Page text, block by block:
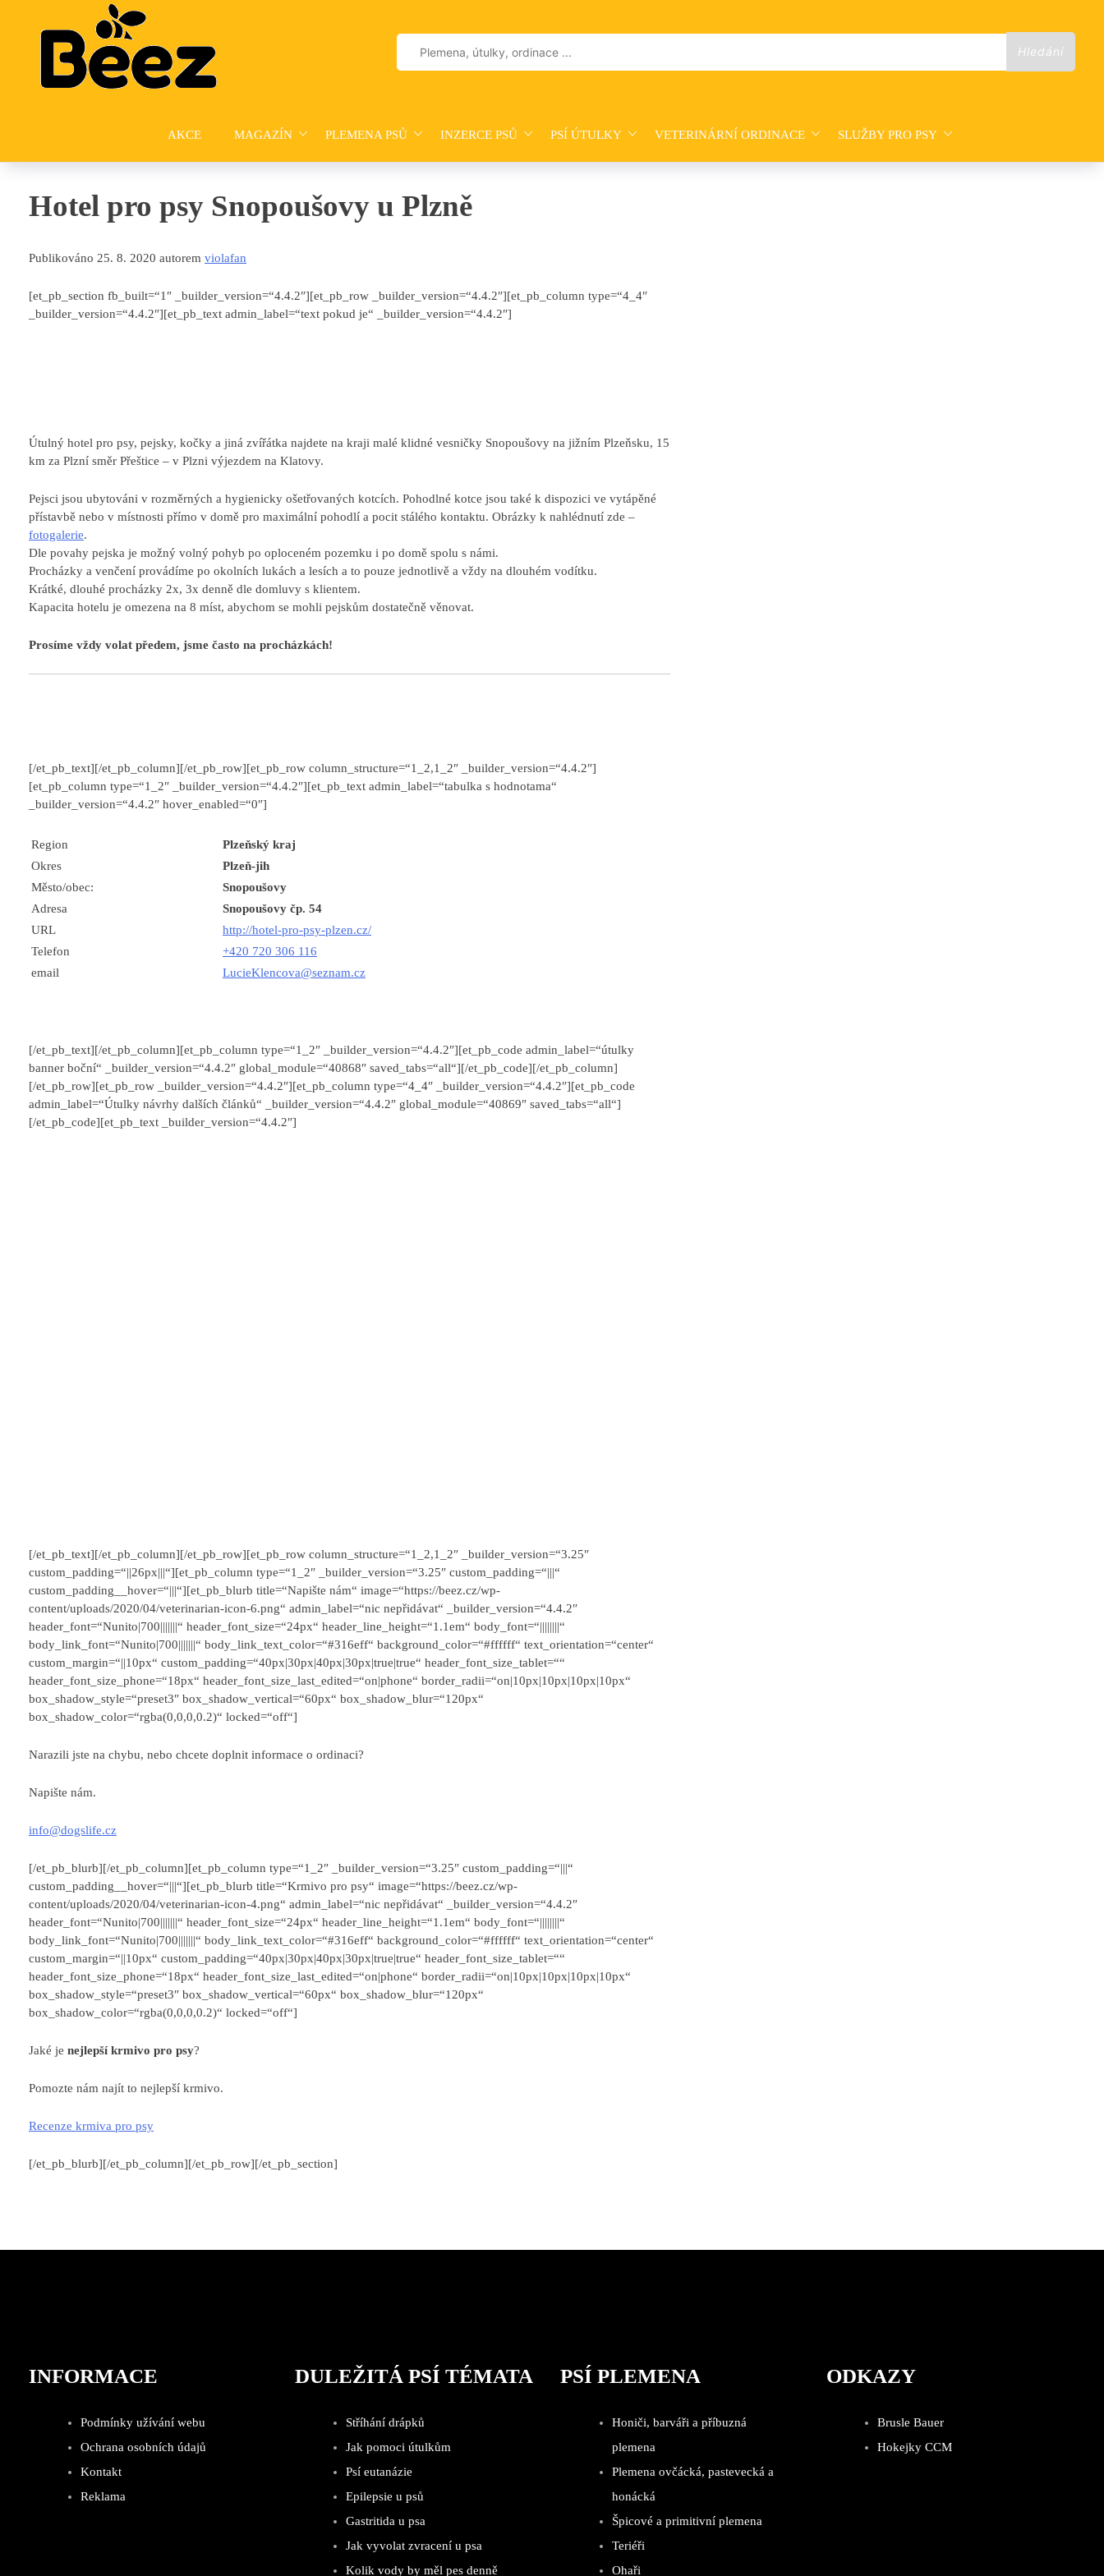
Vyhledávání
AKCE MAGAZÍN PLEMENA PSŮ INZERCE PSŮ PSÍ ÚTULKY VETERINÁRNÍ ORDINACE SLUŽBY PRO PSY
Hotel pro psy Snopoušovy u Plzně
Publikováno 25. 8. 2020 autorem violafan
[et_pb_section fb_built=“1″ _builder_version=“4.4.2″][et_pb_row _builder_version=“4.4.2″][et_pb_column type=“4_4″
_builder_version=“4.4.2″][et_pb_text admin_label=“text pokud je“ _builder_version=“4.4.2″]
Útulný hotel pro psy, pejsky, kočky a jiná zvířátka najdete na kraji malé klidné vesničky Snopoušovy na jižním Plzeňsku, 15
km za Plzní směr Přeštice – v Plzni výjezdem na Klatovy.
Pejsci jsou ubytováni v rozměrných a hygienicky ošetřovaných kotcích. Pohodlné kotce jsou také k dispozici ve vytápěné
přístavbě nebo v místnosti přímo v domě pro maximální pohodlí a pocit stálého kontaktu. Obrázky k nahlédnutí zde –
fotogalerie.
Dle povahy pejska je možný volný pohyb po oploceném pozemku i po domě spolu s námi.
Procházky a venčení provádíme po okolních lukách a lesích a to pouze jednotlivě a vždy na dlouhém vodítku.
Krátké, dlouhé procházky 2x, 3x denně dle domluvy s klientem.
Kapacita hotelu je omezena na 8 míst, abychom se mohli pejskům dostatečně věnovat.
Prosíme vždy volat předem, jsme často na procházkách!
[/et_pb_text][/et_pb_column][/et_pb_row][et_pb_row column_structure=“1_2,1_2″ _builder_version=“4.4.2″]
[et_pb_column type=“1_2″ _builder_version=“4.4.2″][et_pb_text admin_label=“tabulka s hodnotama“
_builder_version=“4.4.2″ hover_enabled=“0″]
Region
Plzeňský kraj
Okres
Plzeň-jih
Město/obec:
Snopoušovy
Adresa
Snopoušovy čp. 54
URL
http://hotel-pro-psy-plzen.cz/
Telefon
+420 720 306 116
email
LucieKlencova@seznam.cz
[/et_pb_text][/et_pb_column][et_pb_column type=“1_2″ _builder_version=“4.4.2″][et_pb_code admin_label=“útulky
banner boční“ _builder_version=“4.4.2″ global_module=“40868″ saved_tabs=“all“][/et_pb_code][/et_pb_column]
[/et_pb_row][et_pb_row _builder_version=“4.4.2″][et_pb_column type=“4_4″ _builder_version=“4.4.2″][et_pb_code
admin_label=“Útulky návrhy dalších článků“ _builder_version=“4.4.2″ global_module=“40869″ saved_tabs=“all“]
[/et_pb_code][et_pb_text _builder_version=“4.4.2″]
[/et_pb_text][/et_pb_column][/et_pb_row][et_pb_row column_structure=“1_2,1_2″ _builder_version=“3.25″
custom_padding=“||26px|||“][et_pb_column type=“1_2″ _builder_version=“3.25″ custom_padding=“|||“
custom_padding__hover=“|||“][et_pb_blurb title=“Napište nám“ image=“https://beez.cz/wp-
content/uploads/2020/04/veterinarian-icon-6.png“ admin_label=“nic nepřidávat“ _builder_version=“4.4.2″
header_font=“Nunito|700|||||||“ header_font_size=“24px“ header_line_height=“1.1em“ body_font=“||||||||“
body_link_font=“Nunito|700|||||||“ body_link_text_color=“#316eff“ background_color=“#ffffff“ text_orientation=“center“
custom_margin=“||10px“ custom_padding=“40px|30px|40px|30px|true|true“ header_font_size_tablet=““
header_font_size_phone=“18px“ header_font_size_last_edited=“on|phone“ border_radii=“on|10px|10px|10px|10px“
box_shadow_style=“preset3″ box_shadow_vertical=“60px“ box_shadow_blur=“120px“
box_shadow_color=“rgba(0,0,0,0.2)“ locked=“off“]
Narazili jste na chybu, nebo chcete doplnit informace o ordinaci?
Napište nám.
info@dogslife.cz
[/et_pb_blurb][/et_pb_column][et_pb_column type=“1_2″ _builder_version=“3.25″ custom_padding=“|||“
custom_padding__hover=“|||“][et_pb_blurb title=“Krmivo pro psy“ image=“https://beez.cz/wp-
content/uploads/2020/04/veterinarian-icon-4.png“ admin_label=“nic nepřidávat“ _builder_version=“4.4.2″
header_font=“Nunito|700|||||||“ header_font_size=“24px“ header_line_height=“1.1em“ body_font=“||||||||“
body_link_font=“Nunito|700|||||||“ body_link_text_color=“#316eff“ background_color=“#ffffff“ text_orientation=“center“
custom_margin=“||10px“ custom_padding=“40px|30px|40px|30px|true|true“ header_font_size_tablet=““
header_font_size_phone=“18px“ header_font_size_last_edited=“on|phone“ border_radii=“on|10px|10px|10px|10px“
box_shadow_style=“preset3″ box_shadow_vertical=“60px“ box_shadow_blur=“120px“
box_shadow_color=“rgba(0,0,0,0.2)“ locked=“off“]
Jaké je nejlepší krmivo pro psy?
Pomozte nám najít to nejlepší krmivo.
Recenze krmiva pro psy
[/et_pb_blurb][/et_pb_column][/et_pb_row][/et_pb_section]
INFORMACE
Podmínky užívání webu
Ochrana osobních údajů
Kontakt
Reklama
DULEŽITÁ PSÍ TÉMATA
Stříhání drápků
Jak pomoci útulkům
Psí eutanázie
Epilepsie u psů
Gastritida u psa
Jak vyvolat zvracení u psa
Kolik vody by měl pes denně
PSÍ PLEMENA
Honiči, barváři a příbuzná
plemena
Plemena ovčácká, pastevecká a
honácká
Špicové a primitivní plemena
Teriéři
Ohaři
ODKAZY
Brusle Bauer
Hokejky CCM